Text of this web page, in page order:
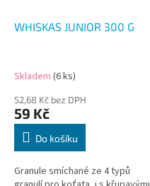
WHISKAS JUNIOR 300 G
Skladem (6 ks)
52,68 Kč bez DPH
59 Kč
Do košíku
Granule smíchané ze 4 typů